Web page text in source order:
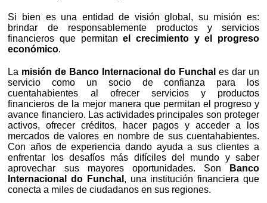
Si bien es una entidad de visión global, su misión es:
brindar de responsablemente productos y servicios
financieros que permitanel crecimiento y el progreso
económico.
La misión de Banco Internacional do Funchal es dar un
servicio como un socio de confianza para los
cuentahabientes al ofrecer servicios y productos
financieros de la mejor manera que permitan el progreso y
avance financiero. Las actividades principales son proteger
activos, ofrecer créditos, hacer pagos y acceder a los
mercados de valores en nombre de sus cuentahabientes.
Con años de experiencia dando ayuda a sus clientes a
enfrentar los desafíos más difíciles del mundo y saber
aprovechar sus mayores oportunidades. Son
Banco
Internacional do Funchal , una institución financiera que
conecta a miles de ciudadanos en sus regiones.